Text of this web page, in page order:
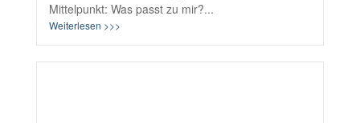
Mittelpunkt: Was passt zu mir?...
Weiterlesen >>>